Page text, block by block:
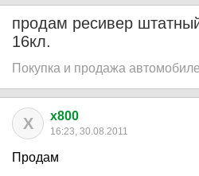
продам ресивер
16кл.
Покупка и продажа
X x800
16:23, 30.08.2011
Продам